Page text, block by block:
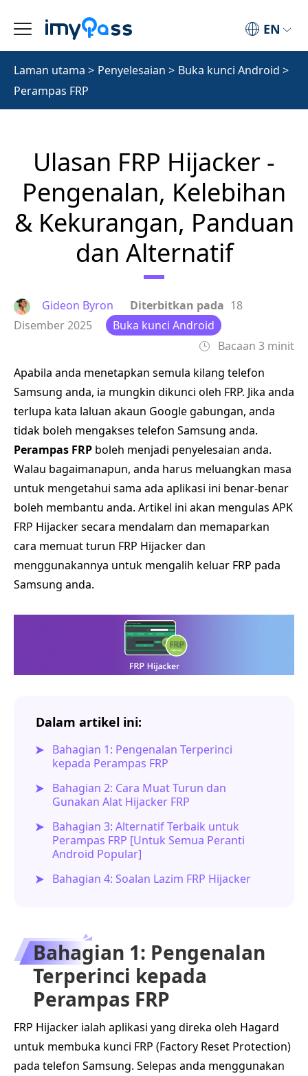
EN
Laman utama > Penyelesaian > Buka kunci Android >
Perampas FRP
Ulasan FRP Hijacker -
Pengenalan, Kelebihan
& Kekurangan, Panduan
dan Alternatif
Gideon Byron Diterbitkan pada 18
Disember 2025
Buka kunci Android
Bacaan 3 minit
Apabila anda menetapkan semula kilang telefon
Samsung anda, ia mungkin dikunci oleh FRP. Jika anda
terlupa kata laluan akaun Google gabungan, anda
tidak boleh mengakses telefon Samsung anda.
Perampas FRP boleh menjadi penyelesaian anda.
Walau bagaimanapun, anda harus meluangkan masa
untuk mengetahui sama ada aplikasi ini benar-benar
boleh membantu anda. Artikel ini akan mengulas APK
FRP Hijacker secara mendalam dan memaparkan
cara memuat turun FRP Hijacker dan
menggunakannya untuk mengalih keluar FRP pada
Samsung anda.
Dalam artikel ini:
Bahagian 1: Pengenalan Terperinci
kepada Perampas FRP
Bahagian 2: Cara Muat Turun dan
Gunakan Alat Hijacker FRP
Bahagian 3: Alternatif Terbaik untuk
Perampas FRP [Untuk Semua Peranti
Android Popular]
Bahagian 4: Soalan Lazim FRP Hijacker
Bahagian 1: Pengenalan
Terperinci kepada
Perampas FRP
FRP Hijacker ialah aplikasi yang direka oleh Hagard
untuk membuka kunci FRP (Factory Reset Protection)
pada telefon Samsung. Selepas anda menggunakan